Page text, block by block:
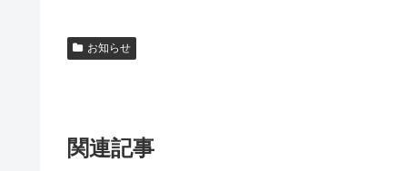
お知らせ
関連記事